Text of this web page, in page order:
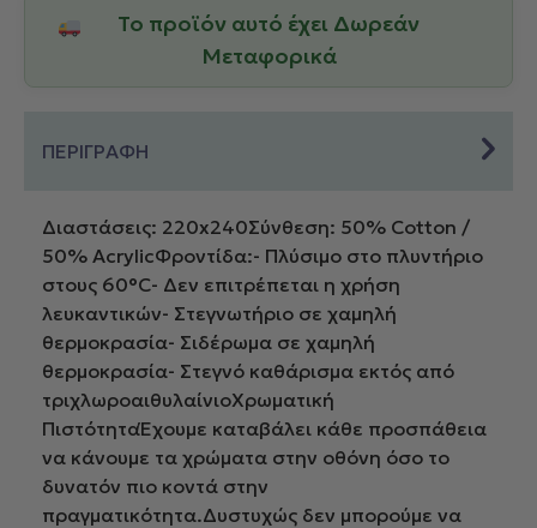
Το προϊόν αυτό έχει Δωρεάν
Μεταφορικά
ΠΕΡΙΓΡΑΦΗ
Διαστάσεις: 220x240Σύνθεση: 50% Cotton /
50% AcrylicΦροντίδα:- Πλύσιμο στο πλυντήριο
στους 60°C- Δεν επιτρέπεται η χρήση
λευκαντικών- Στεγνωτήριο σε χαμηλή
θερμοκρασία- Σιδέρωμα σε χαμηλή
θερμοκρασία- Στεγνό καθάρισμα εκτός από
τριχλωροαιθυλαίνιοΧρωματική
ΠιστότηταΈχουμε καταβάλει κάθε προσπάθεια
να κάνουμε τα χρώματα στην οθόνη όσο το
δυνατόν πιο κοντά στην
πραγματικότητα.Δυστυχώς δεν μπορούμε να